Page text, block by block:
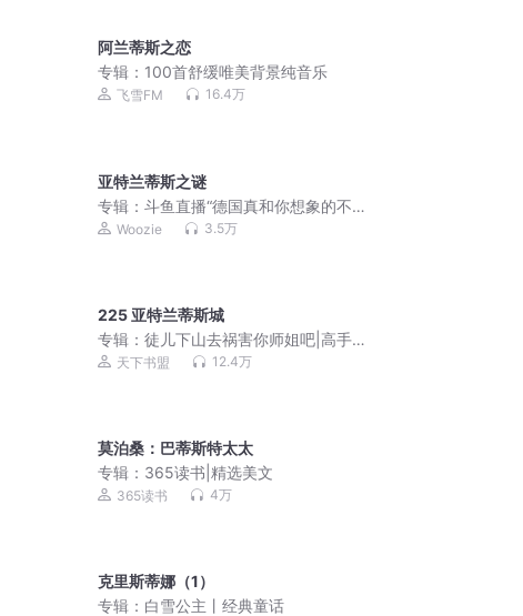
阿兰蒂斯之恋
专辑： 100首舒缓唯美背景纯音乐
飞雪FM 16.4万
亚特兰蒂斯之谜
专辑：斗鱼直播“德国真和你想象的不一
样”专题系列录音
Woozie 3.5万
225 亚特兰蒂斯城
专辑：徒儿下山去祸害你师姐吧|高手下
山，我有九个无敌师父
天下书盟 12.4万
莫泊桑：巴蒂斯特太太
专辑： 365读书|精选美文
365读书 4万
克里斯蒂娜（1）
专辑： 白雪公主丨经典童话